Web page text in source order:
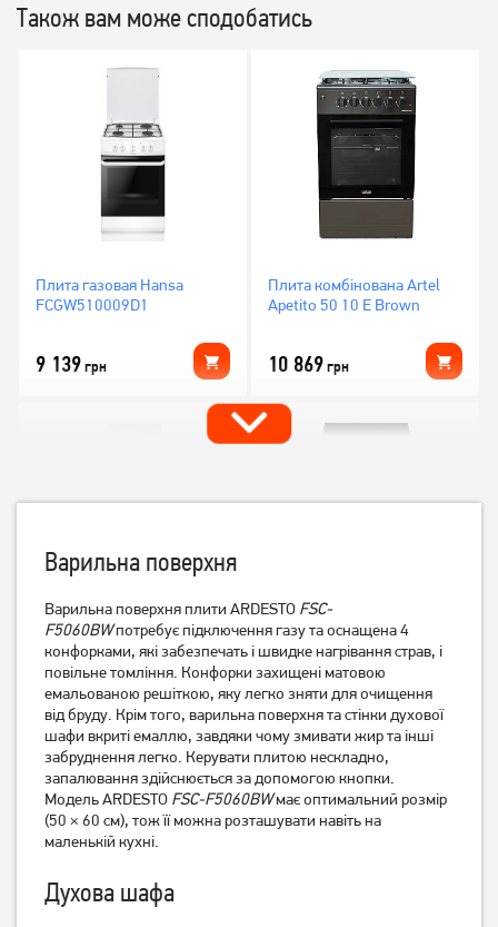
Також вам може сподобатись
Плита газовая Hansa
FCGW510009D1
9 139грн
Плита комбінована Artel
Apetito 50 10 E Brown
10 869грн
Плита комбінована Indesit
IS5G8MHA/E
17 359грн
Плита електрична Beko
FSM57300GW
21 529грн
17 219грн
Варильна поверхня
Варильна поверхня плити ARDESTO FSC-
F5060BWпотребує підключення газу та оснащена 4
конфорками, які забезпечать і швидке нагрівання страв, і
повільне томління. Конфорки захищені матовою
емальованою решіткою, яку легко зняти для очищення
від бруду. Крім того, варильна поверхня та стінки духової
шафи вкриті емаллю, завдяки чому змивати жир та інші
забруднення легко. Керувати плитою нескладно,
запалювання здійснюється за допомогою кнопки.
Модель ARDESTO FSC-F5060BWмає оптимальний розмір
(50 × 60 см), тож її можна розташувати навіть на
маленькій кухні.
Духова шафа